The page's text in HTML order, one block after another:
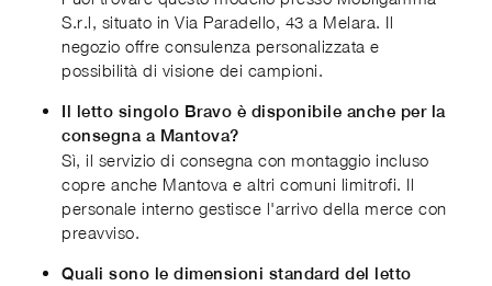
S.r.l, situato in Via Paradello, 43 a Melara. Il
negozio offre consulenza personalizzata e
possibilità di visione dei campioni.
Il letto singolo Bravo è disponibile anche per la
consegna a Mantova?
Sì, il servizio di consegna con montaggio incluso
copre anche Mantova e altri comuni limitrofi. Il
personale interno gestisce l'arrivo della merce con
preavviso.
Quali sono le dimensioni standard del letto